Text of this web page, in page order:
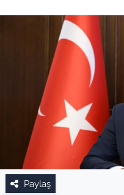
Paylaş